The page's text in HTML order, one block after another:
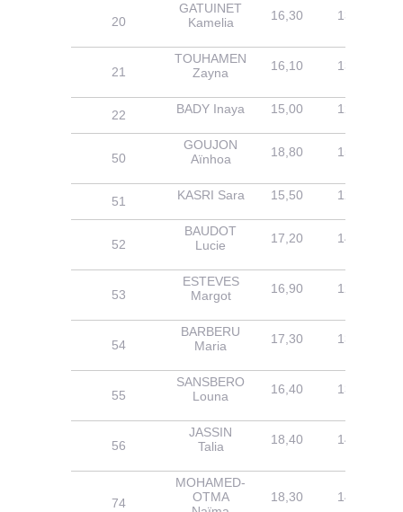
20
GATUINET
Kamelia
16,30 13,80
21
TOUHAMEN
Zayna
16,10 13,80
22 BADY Inaya 15,00 12,80
50
GOUJON
Aïnhoa
18,80 15,50
51 KASRI Sara 15,50 12,10
52
BAUDOT
Lucie
17,20 14,00
53
ESTEVES
Margot
16,90 12,80
54
BARBERU
Maria
17,30 13,60
55
SANSBERO
Louna
16,40 13,20
56
JASSIN
Talia
18,40 14,60
74
MOHAMED-
OTMA
18,30 14,70